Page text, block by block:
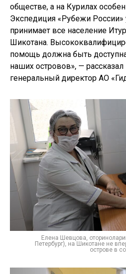
обществе, а на Курилах
Экспедиция «Рубежи России»
принимает все население
Шикотана.
помощь должна быть
наших островов», —
генеральный директор АО
Елена Шевцова,
Петербург), на Шикотане не
острове в